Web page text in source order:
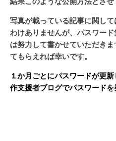
写真が載っている記事に関し
わけありませんが、パスワー
は努力して書かせていただき
てもらえれば幸いです。
１か月ごとにパスワードが更新
作支援者ブログでパスワードを